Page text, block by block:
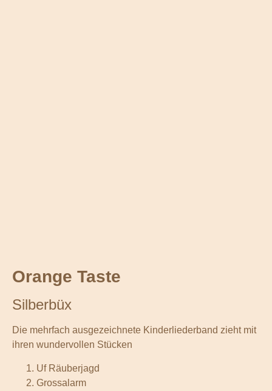
Orange Taste
Silberbüx
Die mehrfach ausgezeichnete Kinderliederband zieht mit
ihren wundervollen Stücken
Uf Räuberjagd
Grossalarm